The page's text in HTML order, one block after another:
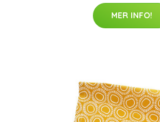
MER INFO!